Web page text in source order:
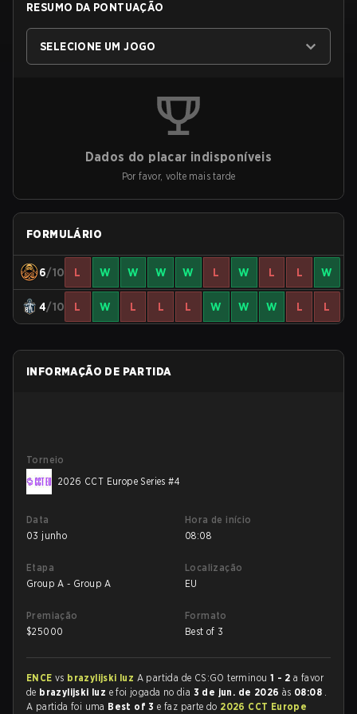
RESUMO DA PONTUAÇÃO
SELECIONE UM JOGO
Dados do placar indisponíveis
Por favor, volte mais tarde
FORMULÁRIO
6/10 L W W W W L W L L W
4/10 L W L L L W W W L L
INFORMAÇÃO DE PARTIDA
Torneio
2026 CCT Europe Series #4
Data
03 junho
Hora de início
08:08
Etapa
Group A - Group A
Localização
EU
Premiação
$25000
Formato
Best of 3
ENCE vs brazylijski luz A partida de CS:GO terminou 1 - 2 a favor
de brazylijski luz e foi jogada no dia 3 de jun. de 2026 às 08:08 .
A partida foi uma Best of 3e faz parte do 2026 CCT Europe